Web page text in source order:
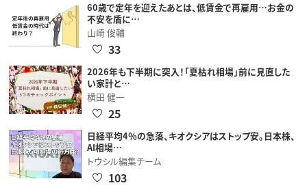
60歳で定年を迎えたあとは、低賃金で再雇用…お金の
不安を盾に…
山崎 俊輔
33
2026年も下半期に突入！「夏枯れ相場」前に見直した
い家計と…
横田 健一
25
日経平均4％の急落、キオクシアはストップ安。日本株、
AI相場…
トウシル編集チーム
103